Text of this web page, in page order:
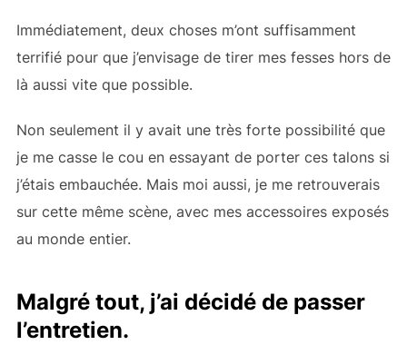
Immédiatement, deux choses m’ont suffisamment
terrifié pour que j’envisage de tirer mes fesses hors de
là aussi vite que possible.
Non seulement il y avait une très forte possibilité que
je me casse le cou en essayant de porter ces talons si
j’étais embauchée. Mais moi aussi, je me retrouverais
sur cette même scène, avec mes accessoires exposés
au monde entier.
Malgré tout, j’ai décidé de passer
l’entretien.